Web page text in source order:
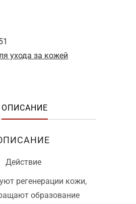
ухода за кожей
ОПИСАНИЕ
Действие
регенерации кожи,
образование